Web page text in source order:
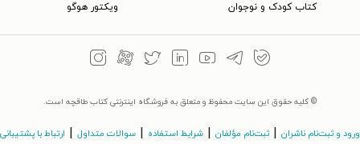
کتاب کودک و نوجوان
ویکتور هوگو
© کلیه حقوق این سایت محفوظ و متعلق به فروشگاه اینترنتی کتاب طاقچه است.
ورود و ثبت‌نام ناشران | ثبت‌نام مؤلفان | شرایط استفاده | سوالات متداول | ارتباط با پشتیبانی